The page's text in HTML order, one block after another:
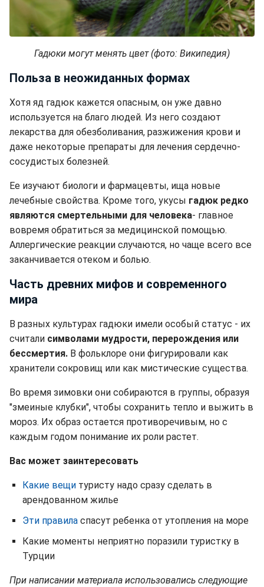
Гадюки могут менять цвет (фото: Википедия)
Польза в неожиданных формах
Хотя яд гадюк кажется опасным, он уже давно
используется на благо людей. Из него создают
лекарства для обезболивания, разжижения крови и
даже некоторые препараты для лечения сердечно-
сосудистых болезней.
Ее изучают биологи и фармацевты, ища новые
лечебные свойства. Кроме того, укусы гадюк редко
являются смертельными для человека- главное
вовремя обратиться за медицинской помощью.
Аллергические реакции случаются, но чаще всего все
заканчивается отеком и болью.
Часть древних мифов и современного
мира
В разных культурах гадюки имели особый статус - их
считали символами мудрости, перерождения или
бессмертия. В фольклоре они фигурировали как
хранители сокровищ или как мистические существа.
Во время зимовки они собираются в группы, образуя
"змеиные клубки", чтобы сохранить тепло и выжить в
мороз. Их образ остается противоречивым, но с
каждым годом понимание их роли растет.
Вас может заинтересовать
Какие вещи туристу надо сразу сделать в
арендованном жилье
Эти правила спасут ребенка от утопления на море
Какие моменты неприятно поразили туристку в
Турции
При написании материала использовались следующие